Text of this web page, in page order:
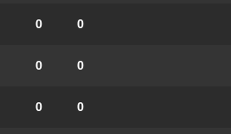
0
0
0
0
0
0